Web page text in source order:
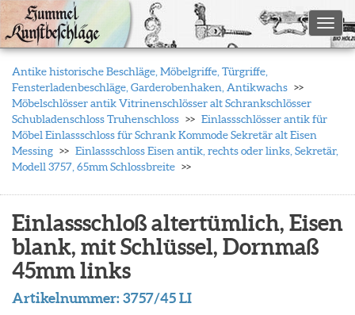
Antike historische Beschläge, Möbelgriffe, Türgriffe,
Fensterladenbeschläge, Garderobenhaken, Antikwachs
Möbelschlösser antik Vitrinenschlösser alt Schrankschlösser
Schubladenschloss Truhenschloss
Einlassschlösser antik für
Möbel Einlassschloss für Schrank Kommode Sekretär alt Eisen
Messing
Einlassschloss Eisen antik, rechts oder links, Sekretär,
Modell 3757, 65mm Schlossbreite
Einlassschloß altertümlich, Eisen
blank, mit Schlüssel, Dornmaß
45mm links
Artikelnummer:3757/45 LI